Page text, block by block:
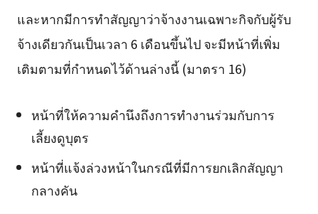
และหากมีการทำสัญญาว่าจ้างงานเฉพาะกิจกับผู้รับ
จ้างเดียวกันเป็นเวลา 6 เดือนขึ้นไป จะมีหน้าที่เพิ่ม
เติมตามที่กำหนดไว้ด้านล่างนี้ (มาตรา 16)
หน้าที่ให้ความคำนึงถึงการทำงานร่วมกับการ
เลี้ยงดูบุตร
หน้าที่แจ้งล่วงหน้าในกรณีที่มีการยกเลิกสัญญา
กลางคัน